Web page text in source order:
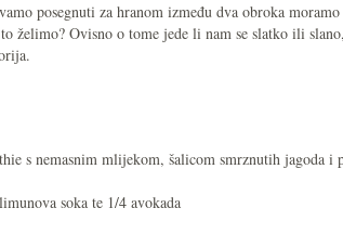
posegnuti za hranom između dva obroka moramo
želimo? Ovisno o tome jede li nam se slatko ili slano,
s nemasnim mlijekom, šalicom smrznutih jagoda i
soka te 1/4 avokada